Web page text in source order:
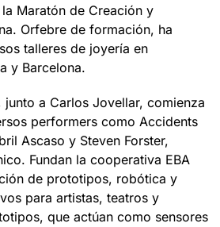
Maratón de Creación y
Orfebre de formación, ha
talleres de joyería en
y Barcelona.
junto a Carlos Jovellar, comienza
performers como Accidents
Ascaso y Steven Forster,
Fundan la cooperativa EBA
de prototipos, robótica y
para artistas, teatros y
que actúan como sensores